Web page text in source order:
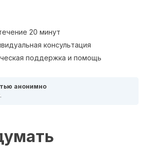
20 минут
консультация
поддержка и помощь
анонимно